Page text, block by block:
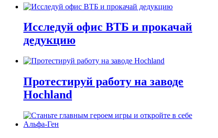
Исследуй офис ВТБ и прокачай
дедукцию
Протестируй работу на заводе
Hochland